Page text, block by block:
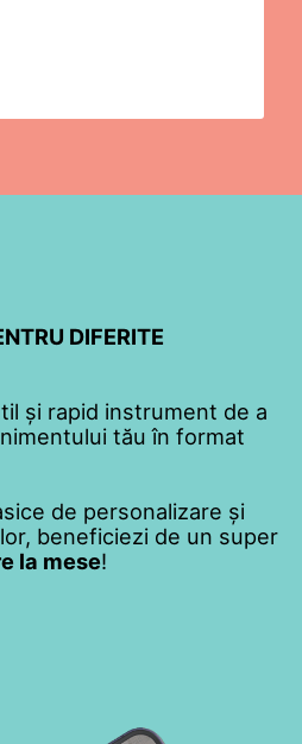
DIFERITE
și rapid instrument de a
tău în format
de personalizare și
beneficiezi de un super
la mese!